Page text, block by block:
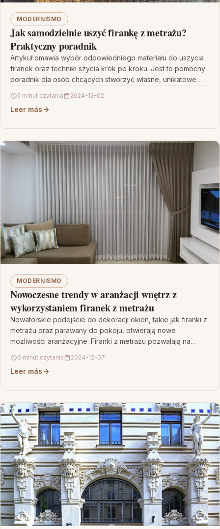
MODERNISMO
Jak samodzielnie uszyć firankę z metrażu?
Praktyczny poradnik
Artykuł omawia wybór odpowiedniego materiału do uszycia
firanek oraz techniki szycia krok po kroku. Jest to pomocny
poradnik dla osób chcących stworzyć własne, unikatowe…
5 minut czytania 2024-12-02
Leer más
MODERNISMO
Nowoczesne trendy w aranżacji wnętrz z
wykorzystaniem firanek z metrażu
Nowatorskie podejście do dekoracji okien, takie jak firanki z
metrażu oraz parawany do pokoju, otwierają nowe
możliwości aranżacyjne. Firanki z metrażu pozwalają na
6 minut czytania 2024-12-07
Leer más